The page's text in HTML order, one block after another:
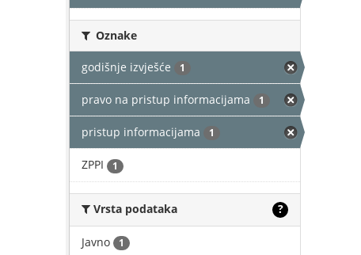
Oznake
godišnje izvješće 1
pravo na pristup informacijama 1
pristup informacijama 1
ZPPI 1
Vrsta podataka ?
Javno 1